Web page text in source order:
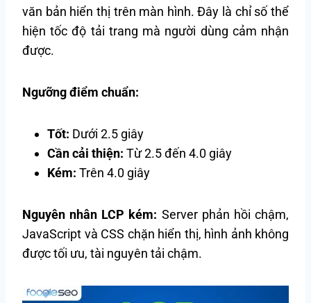
văn bản hiển thị trên màn hình. Đây là chỉ số thể
hiện tốc độ tải trang mà người dùng cảm nhận
được.
Ngưỡng điểm chuẩn:
Tốt: Dưới 2.5 giây
Cần cải thiện: Từ 2.5 đến 4.0 giây
Kém: Trên 4.0 giây
Nguyên nhân LCP kém: Server phản hồi chậm,
JavaScript và CSS chặn hiển thị, hình ảnh không
được tối ưu, tài nguyên tải chậm.